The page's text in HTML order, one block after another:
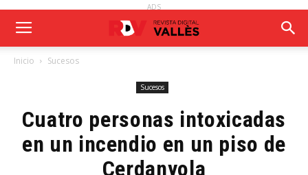
ADS
Inicio Sucesos
Sucesos
Cuatro personas intoxicadas
en un incendio en un piso de
Cerdanyola